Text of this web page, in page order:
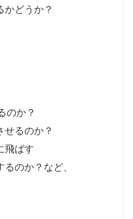
かどうか？
のか？
せるのか？
飛ばす
るのか？など、